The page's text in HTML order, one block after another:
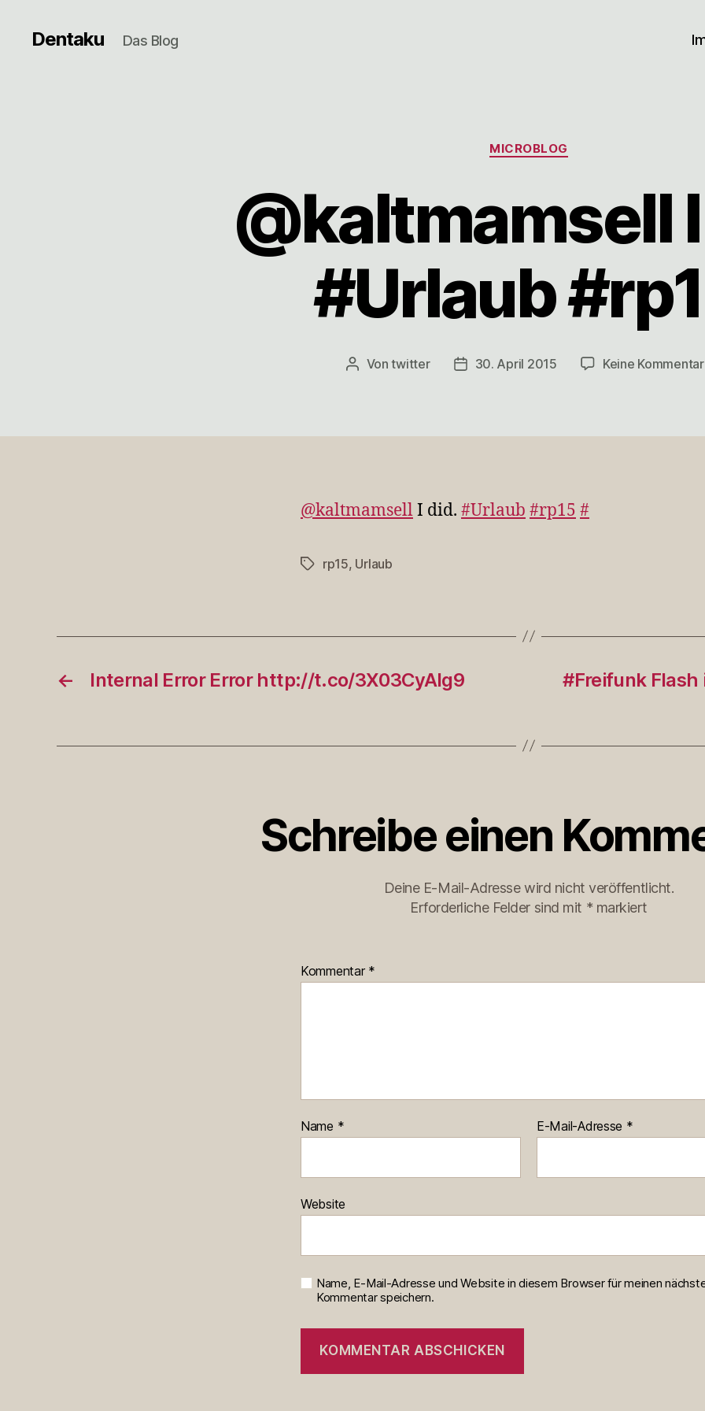
Dentaku Das Blog
Kategorien
MICROBLOG
@kaltmamsell
#Urlaub
Beitragsautor
Vontwitter Veröffentlichungsdatum
30. April 2015 Keine
@kaltmamsellI did. #Urlaub #rp15 #
Schlagwörter
rp15, Urlaub
← Internal Error Error http://t.co/3X03CyAIg9 #Freifunk Flash
Schreibe einen
Deine E-Mail-Adresse wird nicht veröffentlicht.
Erforderliche Felder sind mit * markiert
Kommentar *
Name * E-Mail-Adresse *
Website
Name, E-Mail-Adresse und Website in diesem Browser für meinen
Kommentar speichern.